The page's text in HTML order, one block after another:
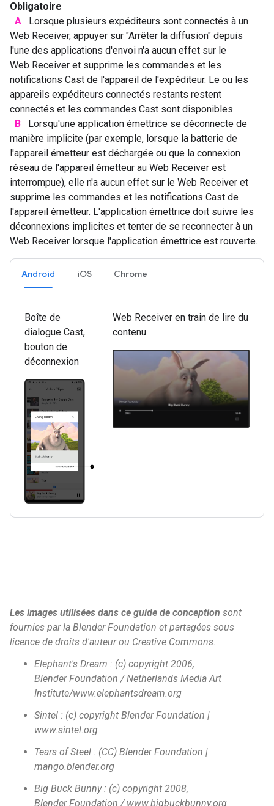
Obligatoire
A
Lorsque plusieurs expéditeurs sont connectés à un
Web Receiver, appuyer sur "Arrêter la diffusion" depuis
l'une des applications d'envoi n'a aucun effet sur le
Web Receiver et supprime les commandes et les
notifications Cast de l'appareil de l'expéditeur. Le ou les
appareils expéditeurs connectés restants restent
connectés et les commandes Cast sont disponibles.
B
Lorsqu'une application émettrice se déconnecte de
manière implicite (par exemple, lorsque la batterie de
l'appareil émetteur est déchargée ou que la connexion
réseau de l'appareil émetteur au Web Receiver est
interrompue), elle n'a aucun effet sur le Web Receiver et
supprime les commandes et les notifications Cast de
l'appareil émetteur. L'application émettrice doit suivre les
déconnexions implicites et tenter de se reconnecter à un
Web Receiver lorsque l'application émettrice est rouverte.
Android iOS Chrome
Boîte de
dialogue Cast,
bouton de
déconnexion
Web Receiver en train de lire du
contenu
Les images utilisées dans ce guide de conception sont
fournies par la Blender Foundation et partagées sous
licence de droits d'auteur ou Creative Commons.
Elephant's Dream : (c) copyright 2006,
Blender Foundation / Netherlands Media Art
Institute/www.elephantsdream.org
Sintel : (c) copyright Blender Foundation |
www.sintel.org
Tears of Steel : (CC) Blender Foundation |
mango.blender.org
Big Buck Bunny : (c) copyright 2008,
Blender Foundation / www.bigbuckbunny.org